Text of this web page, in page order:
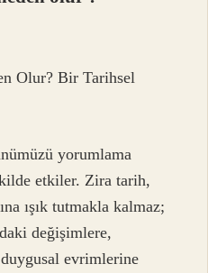
Olur? Bir Tarihsel
yorumlama
etkiler. Zira tarih,
ışık tutmakla kalmaz;
değişimlere,
evrimlerine